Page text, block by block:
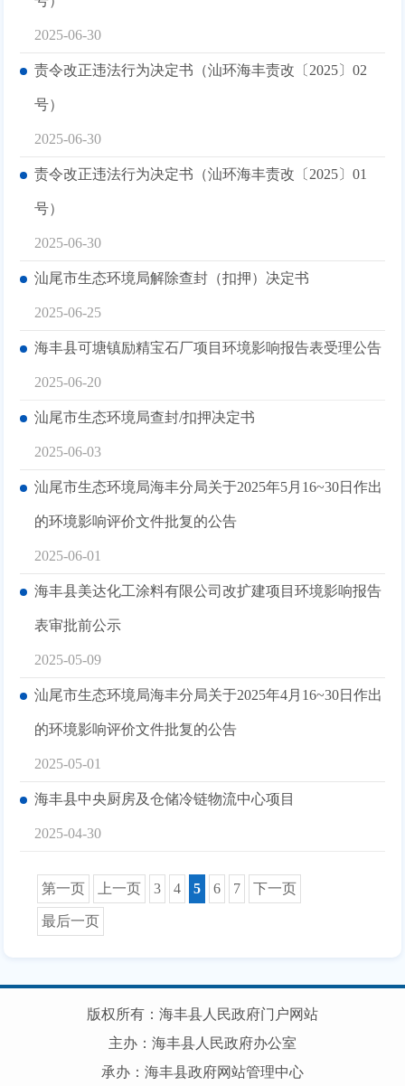
2025-06-30
责令改正违法行为决定书（汕环海丰责改〔2025〕02
号）
2025-06-30
责令改正违法行为决定书（汕环海丰责改〔2025〕01
号）
2025-06-30
汕尾市生态环境局解除查封（扣押）决定书
2025-06-25
海丰县可塘镇励精宝石厂项目环境影响报告表受理公告
2025-06-20
汕尾市生态环境局查封/扣押决定书
2025-06-03
汕尾市生态环境局海丰分局关于2025年5月16~30日作出
的环境影响评价文件批复的公告
2025-06-01
海丰县美达化工涂料有限公司改扩建项目环境影响报告
表审批前公示
2025-05-09
汕尾市生态环境局海丰分局关于2025年4月16~30日作出
的环境影响评价文件批复的公告
2025-05-01
海丰县中央厨房及仓储冷链物流中心项目
2025-04-30
第一页 上一页 3 4 5 6 7 下一页
最后一页
版权所有：海丰县人民政府门户网站
主办：海丰县人民政府办公室
承办：海丰县政府网站管理中心